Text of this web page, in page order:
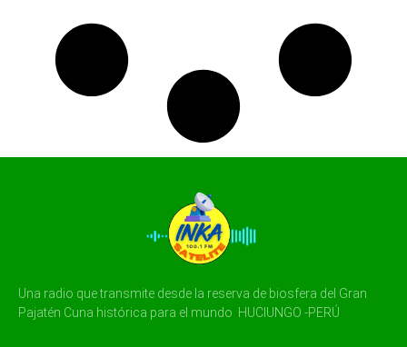
Una radio que transmite desde la reserva de biosfera del Gran
Pajatén Cuna histórica para el mundo HUCIUNGO -PERÚ